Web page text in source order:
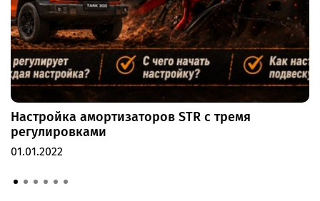
Настройка амортизаторов STR с тремя
регулировками
01.01.2022